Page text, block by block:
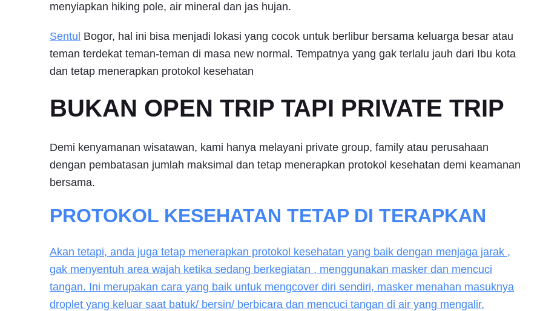
menyiapkan hiking pole, air mineral dan jas hujan.
Sentul Bogor, hal ini bisa menjadi lokasi yang cocok untuk berlibur bersama keluarga besar atau
teman terdekat teman-teman di masa new normal. Tempatnya yang gak terlalu jauh dari Ibu kota
dan tetap menerapkan protokol kesehatan
BUKAN OPEN TRIP TAPI PRIVATE TRIP
Demi kenyamanan wisatawan, kami hanya melayani private group, family atau perusahaan
dengan pembatasan jumlah maksimal dan tetap menerapkan protokol kesehatan demi keamanan
bersama.
PROTOKOL KESEHATAN TETAP DI TERAPKAN
Akan tetapi, anda juga tetap menerapkan protokol kesehatan yang baik dengan menjaga jarak ,
gak menyentuh area wajah ketika sedang berkegiatan , menggunakan masker dan mencuci
tangan. Ini merupakan cara yang baik untuk mengcover diri sendiri, masker menahan masuknya
droplet yang keluar saat batuk/ bersin/ berbicara dan mencuci tangan di air yang mengalir.